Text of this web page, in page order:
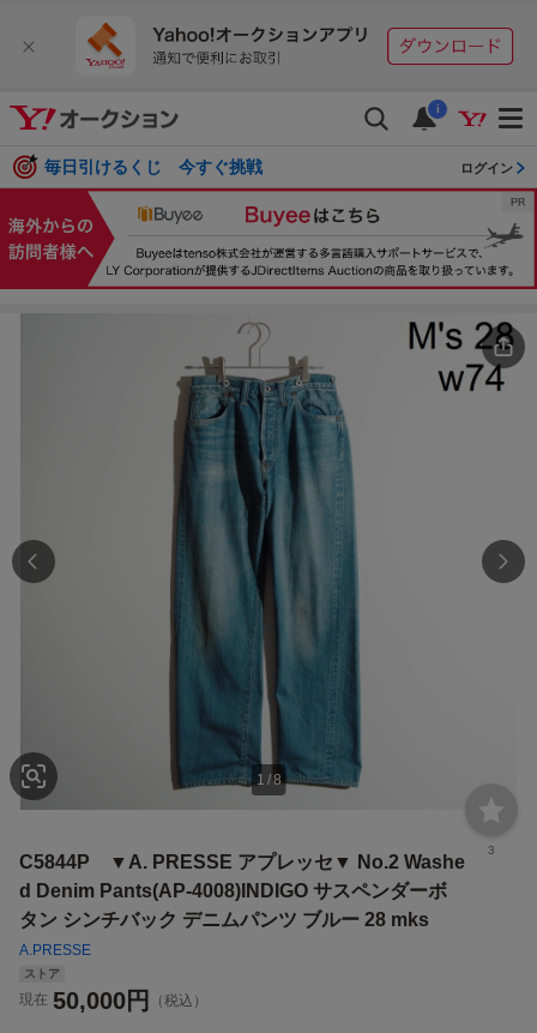
i
毎日引けるくじ 今すぐ挑戦 ログイン
1 /8
3
C5844P ▼A. PRESSE アプレッセ▼ No.2 Washe
d Denim Pants(AP-4008)INDIGO サスペンダーボ
タン シンチバック デニムパンツ ブルー 28 mks
A.PRESSE
ストア
現在 50,000円 （税込）